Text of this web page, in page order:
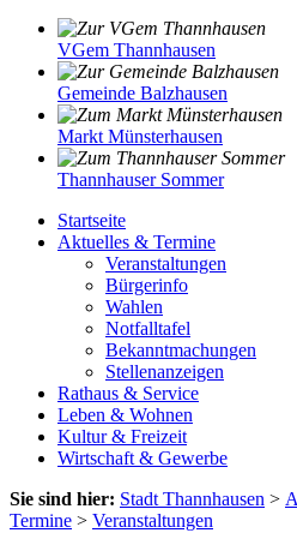
VGem Thannhausen
Gemeinde Balzhausen
Markt Münsterhausen
Thannhauser Sommer
Startseite
Aktuelles & Termine
Veranstaltungen
Bürgerinfo
Wahlen
Notfalltafel
Bekanntmachungen
Stellenanzeigen
Rathaus & Service
Leben & Wohnen
Kultur & Freizeit
Wirtschaft & Gewerbe
Sie sind hier: Stadt Thannhausen >
Termine > Veranstaltungen